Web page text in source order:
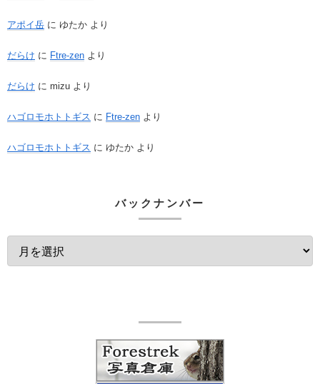
アポイ岳 に ゆたか より
だらけ に Ftre-zen より
だらけ に mizu より
ハゴロモホトトギス に Ftre-zen より
ハゴロモホトトギス に ゆたか より
バックナンバー